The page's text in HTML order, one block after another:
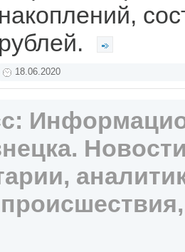
накоплений,
рублей.
18.06.2020